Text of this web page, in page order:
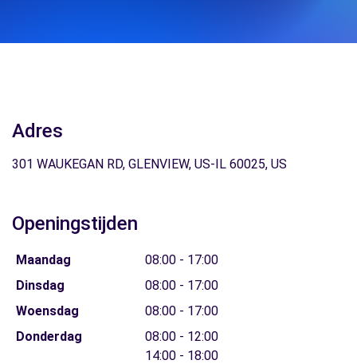
Adres
301 WAUKEGAN RD, GLENVIEW, US-IL 60025, US
Openingstijden
Maandag
08:00 - 17:00
Dinsdag
08:00 - 17:00
Woensdag
08:00 - 17:00
Donderdag
08:00 - 12:00
14:00 - 18:00